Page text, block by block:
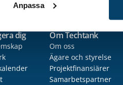
Anpassa
dig Om Techtank
Om oss
Ägare och styrelse
Projektfinansiärer
Samarbetspartner